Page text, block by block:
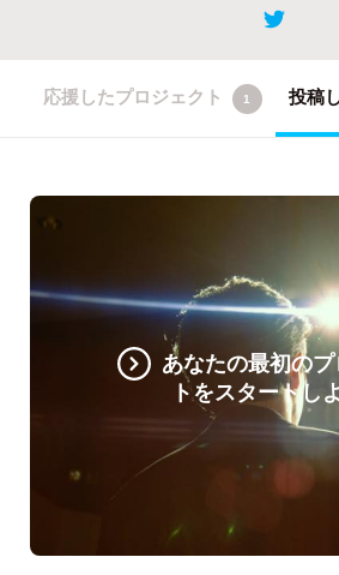
応援したプロジェクト 1 投稿
あなたの最初の
トをスタートし